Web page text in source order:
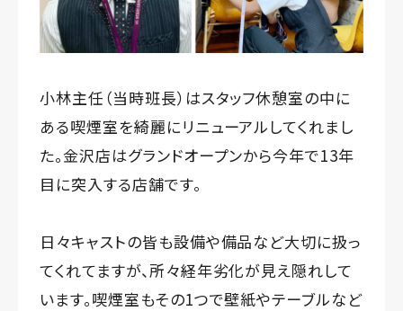
小林主任（当時班長）はスタッフ休憩室の中に
ある喫煙室を綺麗にリニューアルしてくれまし
た。金沢店はグランドオープンから今年で13年
目に突入する店舗です。
日々キャストの皆も設備や備品など大切に扱っ
てくれてますが、所々経年劣化が見え隠れして
います。喫煙室もその1つで壁紙やテーブルなど